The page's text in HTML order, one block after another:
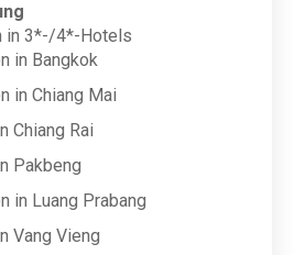
in 3*-/4*-Hotels
in Bangkok
in Chiang Mai
Chiang Rai
Pakbeng
in Luang Prabang
Vang Vieng